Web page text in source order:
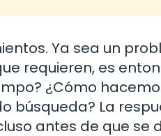
Ya sea un
requieren, es
¿Cómo
búsqueda? La
antes de que se